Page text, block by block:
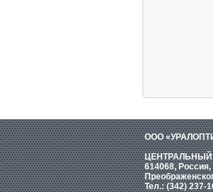
ООО
614068,
Тел.: (342) 237-